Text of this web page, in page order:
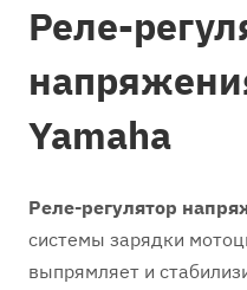
Реле-
Yamaha
Реле-регулятор
системы зарядки
выпрямляет и